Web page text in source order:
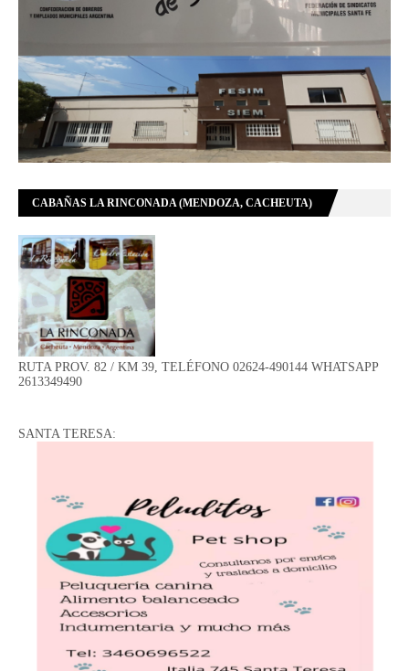
CABAÑAS LA RINCONADA (MENDOZA, CACHEUTA)
RUTA PROV. 82 / KM 39, TELÉFONO 02624-490144 WHATSAPP
2613349490
SANTA TERESA: